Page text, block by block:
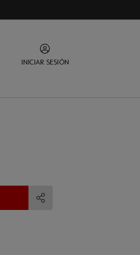
INICIAR SESIÓN
Compartir